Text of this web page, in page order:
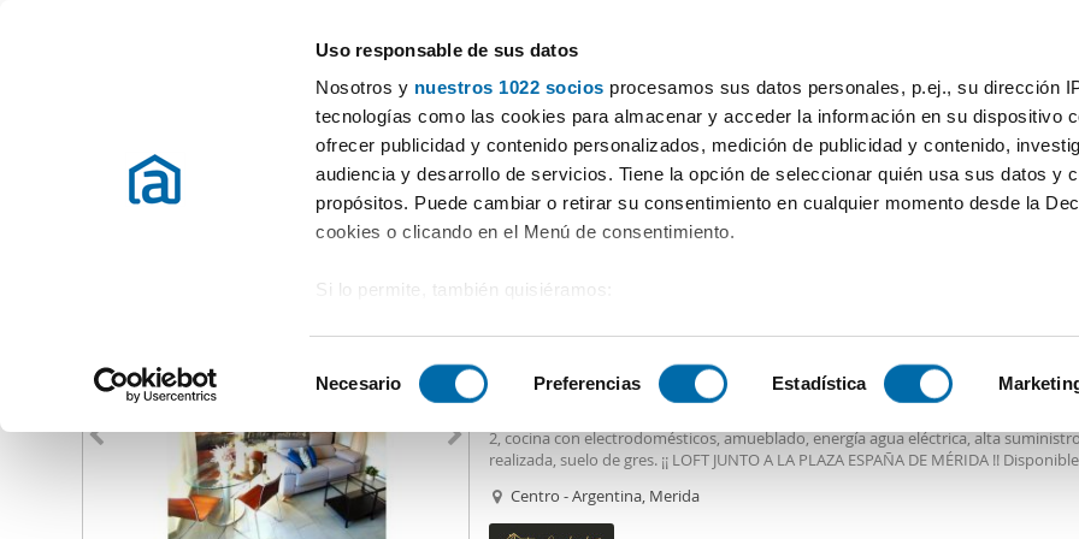
Uso responsable de sus datos
Nosotros y nuestros 1022 socios procesamos sus datos personales, p.ej., su dirección
tecnologías como las cookies para almacenar y acceder la información en su dispositivo
ofrecer publicidad y contenido personalizados, medición de publicidad y contenido,
audiencia y desarrollo de servicios. Tiene la opción de seleccionar quién usa sus datos y
propósitos. Puede cambiar o retirar su consentimiento en cualquier momento desde la
cookies o clicando en el Menú de consentimiento.
Si lo permite, también quisiéramos:
Identificar su dispositivo analizándolo activamente para buscar características
Obtenga más información sobre cómo se procesan sus datos personales y establezca
preferencias en la
sección de datos. Puede cambiar o retirar su consentimiento en
en la Declaración de cookies.
e
e
c
c
Necesario Preferencias Estadística
Elegir población Habitaciones Más filtros - 1
Alquiler pisos Badajoz Alquiler Pisos Badajoz
provincia (121 viviendas)
Alquiler piso amueblado Centro - argentina
2, cocina con electrodomésticos, amueblado, energía agua eléctrica, alta
realizada, suelo de gres. ¡¡ LOFT JUNTO A LA PLAZA ESPAÑA DE MÉRIDA !!
Dispone de techos altos que lo hacen mucho más amplio y confortable. Tenemos 3
claraboyas que permiten luz natural tanto en pasillo, baño y cocina y resto de las
Centro - Argentina, Merida